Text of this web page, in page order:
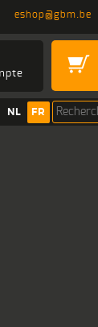
eshop@gbm.be
NL FR